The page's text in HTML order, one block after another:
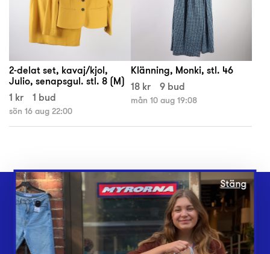
2-delat set, kavaj/kjol,
Julio, senapsgul. stl. 8 (M)
1 kr
1 bud
sön 16 aug 22:00
Klänning, Monki, stl. 46
18 kr
9 bud
mån 10 aug 19:08
Webbshop
Butiker
Stäng